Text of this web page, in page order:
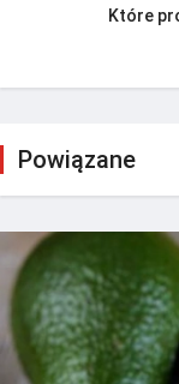
Które
Powiązane